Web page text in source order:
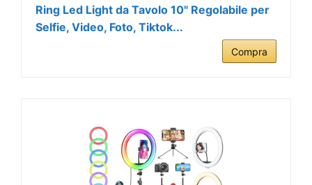
Ring Led Light da Tavolo 10" Regolabile per
Selfie, Video, Foto, Tiktok...
Compra